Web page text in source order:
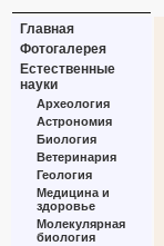
Главная
Фотогалерея
Естественные
науки
Археология
Астрономия
Биология
Ветеринария
Геология
Медицина и
здоровье
Молекулярная
биология